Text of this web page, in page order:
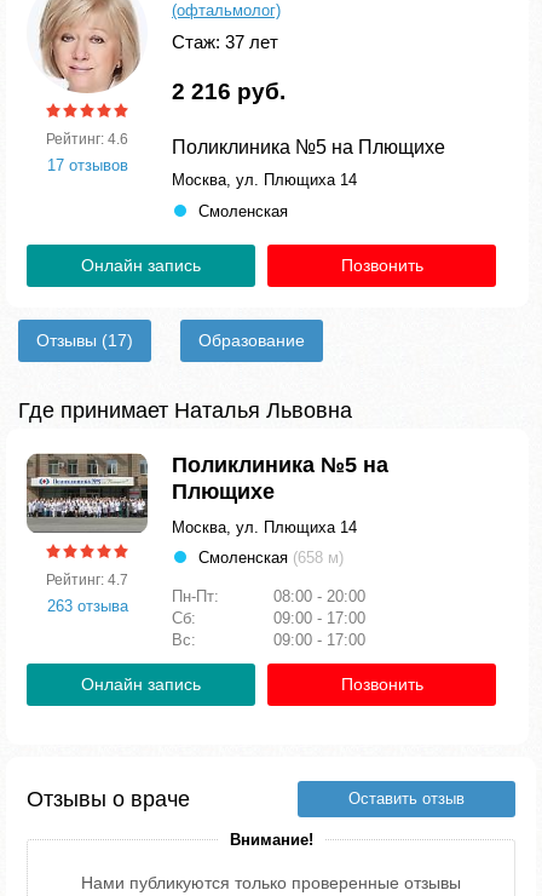
Рейтинг: 4.6
17 отзывов
(офтальмолог)
Стаж: 37 лет
2 216 руб.
Поликлиника №5 на Плющихе
Москва, ул. Плющиха 14
Смоленская
Онлайн запись Позвонить
Отзывы (17) Образование
Где принимает Наталья Львовна
Рейтинг: 4.7
263 отзыва
Поликлиника №5 на
Плющихе
Москва, ул. Плющиха 14
Смоленская (658 м)
Пн-Пт:
08:00 - 20:00
Сб:
09:00 - 17:00
Вс:
09:00 - 17:00
Онлайн запись Позвонить
Отзывы о враче Оставить отзыв
Внимание!
Нами публикуются только проверенные отзывы